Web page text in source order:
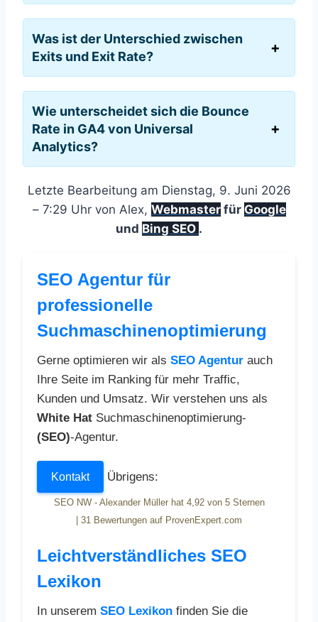
Was ist der Unterschied zwischen
Exits und Exit Rate?
Wie unterscheidet sich die Bounce
Rate in GA4 von Universal
Analytics?
Letzte Bearbeitung am Dienstag, 9. Juni 2026
– 7:29 Uhr von Alex, Webmasterfür Google
und Bing SEO .
SEO Agentur für
professionelle
Suchmaschinenoptimierung
Gerne optimieren wir als SEO Agentur auch
Ihre Seite im Ranking für mehr Traffic,
Kunden und Umsatz. Wir verstehen uns als
White Hat Suchmaschinenoptimierung-
(SEO)-Agentur.
Kontakt Übrigens:
SEO NW - Alexander Müller hat 4,92von 5Sternen
31 Bewertungen auf ProvenExpert.com
Leichtverständliches SEO
Lexikon
In unserem SEO Lexikon finden Sie die